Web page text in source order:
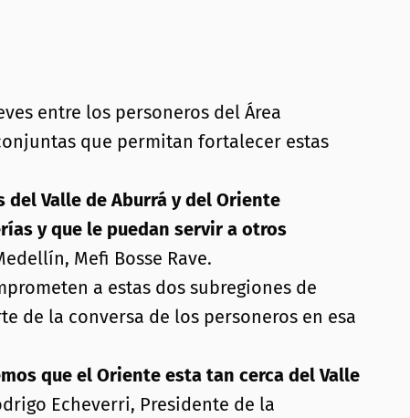
entre los personeros del Área
que permitan fortalecer estas
Valle de Aburrá y del Oriente
y que le puedan servir a otros
Mefi Bosse Rave.
a estas dos subregiones de
de la conversa de los personeros en esa
que el Oriente esta tan cerca del Valle
Echeverri, Presidente de la